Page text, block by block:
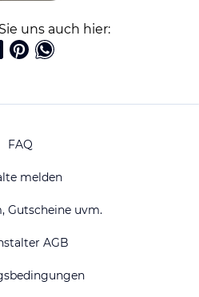
uns auch hier:
FAQ
melden
Gutscheine uvm.
AGB